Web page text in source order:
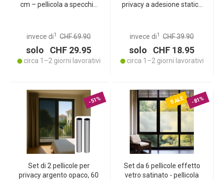
cm – pellicola a specchio
calore, ideale per finestre,
invece di1 CHF 69.90
solo CHF 29.95
circa 1–2 giorni lavorativi
privacy a adesione statica
cm, ritagliabile e
invece di1 CHF 39.90
solo CHF 18.95
circa 1–2 giorni lavorativi
-51%
Set di 2 pellicole per
privacy argento opaco, 60
SALE -81%
Set da 6 pellicole effetto
vetro satinato - pellicola